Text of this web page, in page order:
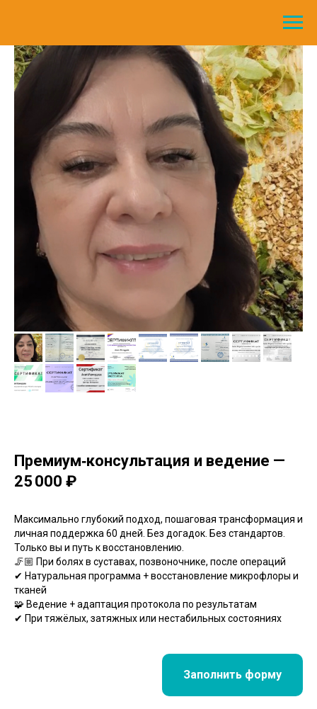
Премиум‑консультация и ведение —
25 000 ₽
Максимально глубокий подход, пошаговая трансформация и
личная поддержка 60 дней. Без догадок. Без стандартов.
Только вы и путь к восстановлению.
🦵🏼 При болях в суставах, позвоночнике, после операций
✔ Натуральная программа + восстановление микрофлоры и
тканей
🧩 Ведение + адаптация протокола по результатам
✔ При тяжёлых, затяжных или нестабильных состояниях
Заполнить форму